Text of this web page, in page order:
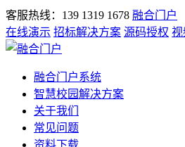
客服热线：139 1319 1678 融合门户
在线演示 招标解决方案 源码授权 视
融合门户系统
智慧校园解决方案
关于我们
常见问题
资料下载